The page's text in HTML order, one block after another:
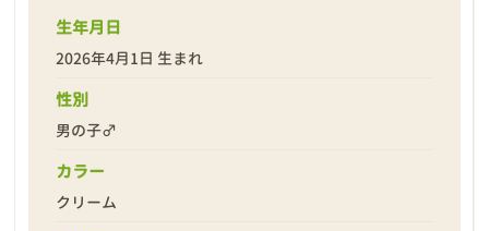
生年月日
2026年4月1日 生まれ
性別
男の子♂
カラー
クリーム